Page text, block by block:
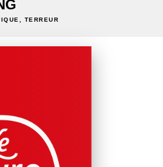
TERREUR